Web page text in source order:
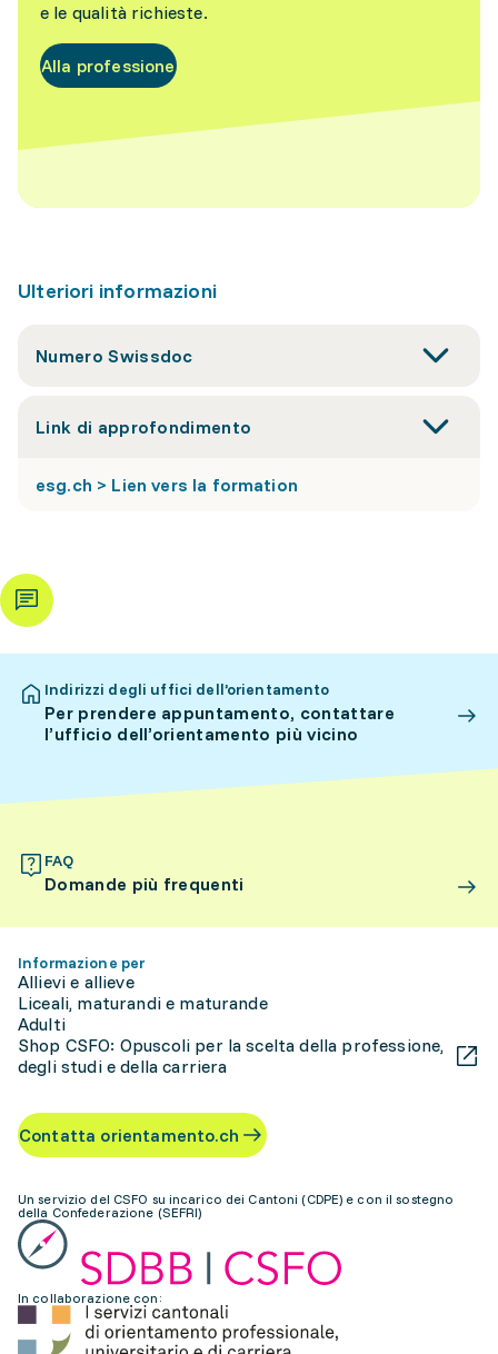
e le qualità richieste.
Alla professione
Ulteriori informazioni
Numero Swissdoc
Link di approfondimento
esg.ch > Lien vers la formation
Indirizzi degli uffici dell’orientamento
Per prendere appuntamento, contattare
l’ufficio dell’orientamento più vicino
FAQ
Domande più frequenti
Informazione per
Allievi e allieve
Liceali, maturandi e maturande
Adulti
Shop CSFO: Opuscoli per la scelta della professione,
degli studi e della carriera
Contatta orientamento.ch
Un servizio del CSFO su incarico dei Cantoni (CDPE) e con il sostegno
della Confederazione (SEFRI)
In collaborazione con: